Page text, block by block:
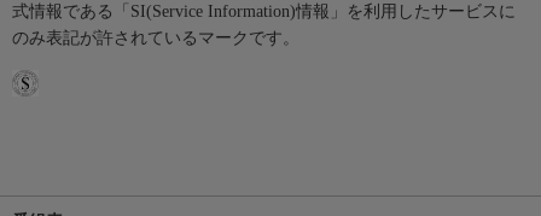
式情報である「SI(Service Information)情報」を利用したサービスに
のみ表記が許されているマークです。